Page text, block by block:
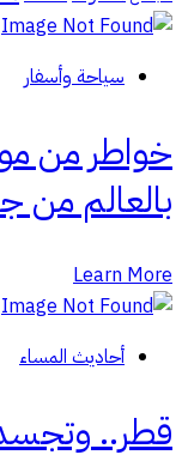
سياحة وأسفار
خواطر من
بالعالم من
Learn More
أحاديث المساء
قطر..